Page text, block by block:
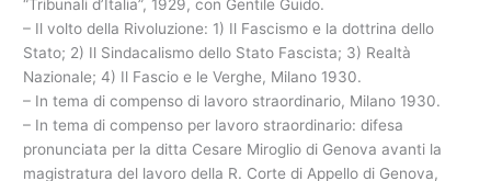
“Tribunali d’Italia”, 1929, con Gentile Guido.
– Il volto della Rivoluzione: 1) Il Fascismo e la dottrina dello
Stato; 2) Il Sindacalismo dello Stato Fascista; 3) Realtà
Nazionale; 4) Il Fascio e le Verghe, Milano 1930.
– In tema di compenso di lavoro straordinario, Milano 1930.
– In tema di compenso per lavoro straordinario: difesa
pronunciata per la ditta Cesare Miroglio di Genova avanti la
magistratura del lavoro della R. Corte di Appello di Genova,